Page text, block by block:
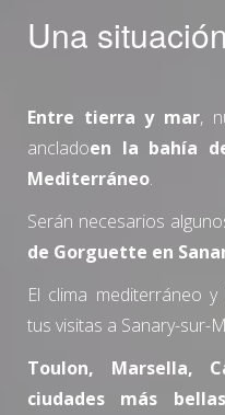
Una
Entre tierra y mar,
ancladoen la bahía
Mediterráneo.
Serán necesarios
de Gorguette en
El clima mediterráneo
tus visitas a Sanary-sur-
Toulon, Marsella,
ciudades más